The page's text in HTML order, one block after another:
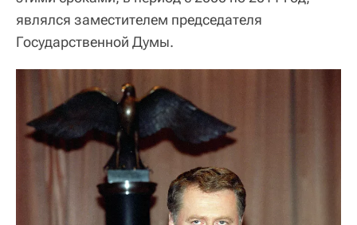
являлся заместителем председателя
Государственной Думы.